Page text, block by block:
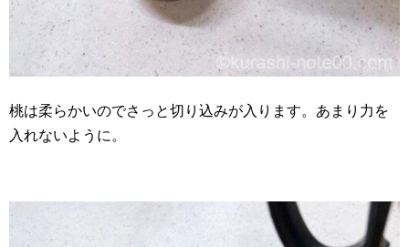
桃は柔らかいのでさっと切り込みが入ります。あまり力を
入れないように。